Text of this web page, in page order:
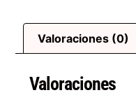
Valoraciones (0)
Valoraciones